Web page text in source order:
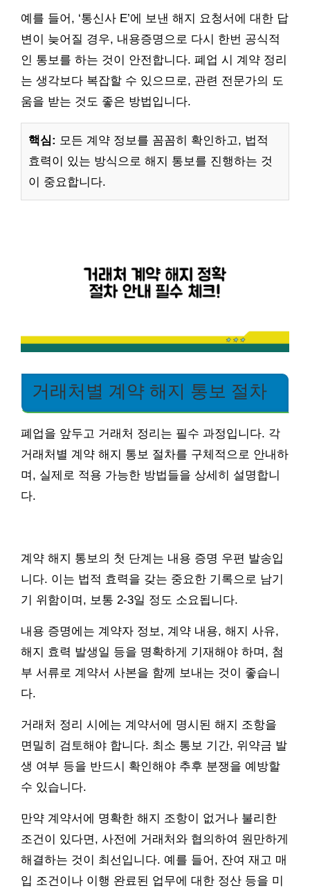
예를 들어, ‘통신사 E’에 보낸 해지 요청서에 대한 답
변이 늦어질 경우, 내용증명으로 다시 한번 공식적
인 통보를 하는 것이 안전합니다. 폐업 시 계약 정리
는 생각보다 복잡할 수 있으므로, 관련 전문가의 도
움을 받는 것도 좋은 방법입니다.
핵심: 모든 계약 정보를 꼼꼼히 확인하고, 법적
효력이 있는 방식으로 해지 통보를 진행하는 것
이 중요합니다.
거래처별 계약 해지 통보 절차
폐업을 앞두고 거래처 정리는 필수 과정입니다. 각
거래처별 계약 해지 통보 절차를 구체적으로 안내하
며, 실제로 적용 가능한 방법들을 상세히 설명합니
다.
계약 해지 통보의 첫 단계는 내용 증명 우편 발송입
니다. 이는 법적 효력을 갖는 중요한 기록으로 남기
기 위함이며, 보통 2-3일 정도 소요됩니다.
내용 증명에는 계약자 정보, 계약 내용, 해지 사유,
해지 효력 발생일 등을 명확하게 기재해야 하며, 첨
부 서류로 계약서 사본을 함께 보내는 것이 좋습니
다.
거래처 정리 시에는 계약서에 명시된 해지 조항을
면밀히 검토해야 합니다. 최소 통보 기간, 위약금 발
생 여부 등을 반드시 확인해야 추후 분쟁을 예방할
수 있습니다.
만약 계약서에 명확한 해지 조항이 없거나 불리한
조건이 있다면, 사전에 거래처와 협의하여 원만하게
해결하는 것이 최선입니다. 예를 들어, 잔여 재고 매
입 조건이나 이행 완료된 업무에 대한 정산 등을 미